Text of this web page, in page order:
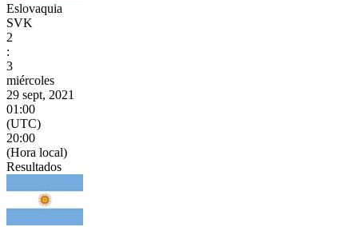
Eslovaquia
SVK
2
:
3
miércoles
29 sept, 2021
01:00
(UTC)
20:00
(Hora local)
Resultados